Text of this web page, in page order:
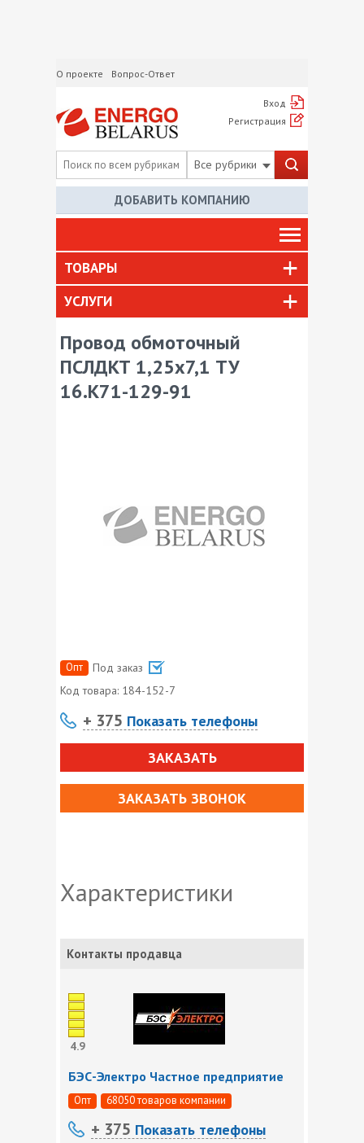
О проекте Вопрос-Ответ
Вход
Регистрация
Все рубрики
ДОБАВИТЬ КОМПАНИЮ
ТОВАРЫ
УСЛУГИ
Провод обмоточный
ПСЛДКТ 1,25х7,1 ТУ
16.К71-129-91
Опт
Под заказ
Код товара: 184-152-7
+ 375 Показать телефоны
ЗАКАЗАТЬ
ЗАКАЗАТЬ ЗВОНОК
Характеристики
Контакты продавца
4.9
БЭС-Электро Частное предприятие
Опт 68050 товаров компании
+ 375 Показать телефоны